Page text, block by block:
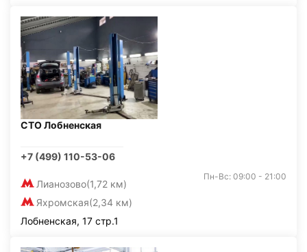
СТО Лобненская
+7 (499) 110-53-06
Лианозово(1,72 км)
Яхромская(2,34 км)
Пн-Вс: 09:00 - 21:00
Лобненская, 17 стр.1